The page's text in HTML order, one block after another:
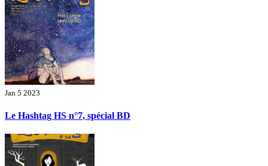
Jan 5 2023
Le Hashtag HS n°7, spécial BD